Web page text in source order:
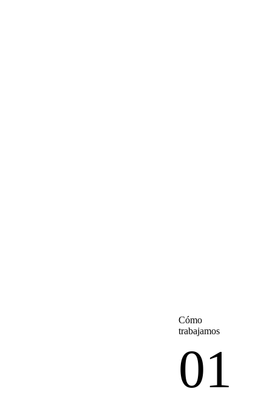
Cómo
trabajamos
01